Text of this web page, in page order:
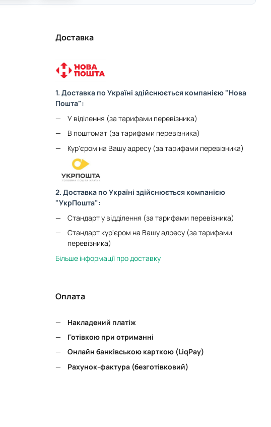
Доставка
1. Доставка по Україні здійснюється компанією "Нова
Пошта":
У віділення (за тарифами перевізника)
В поштомат (за тарифами перевізника)
Кур'єром на Вашу адресу (за тарифами перевізника)
2. Доставка по Україні здійснюється компанією
"УкрПошта":
Стандарт у відділення (за тарифами перевізника)
Стандарт кур'єром на Вашу адресу (за тарифами
перевізника)
Більше інформації про доставку
Оплата
Накладений платіж
Готівкою при отриманні
Онлайн банківською карткою (LiqPay)
Рахунок-фактура (безготівковий)